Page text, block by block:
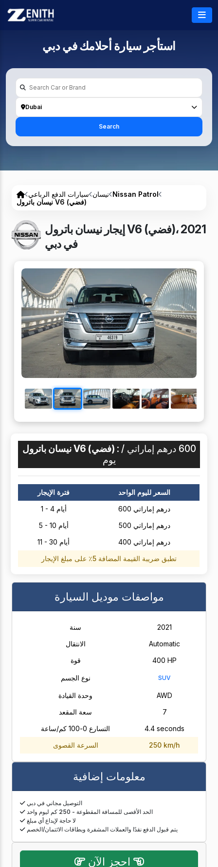
استأجر سيارة أحلامك فيدبي
Dubai
Search
سيارات الدفع الرباعي نيسان Nissan Patrol
نيسان باترول V6 (فضي)
إيجار نيسان باترول V6 (فضي)، 2021
في دبي
نيسان باترول V6 (فضي) : 600 درهم إماراتي /
يوم
فترة الإيجار
السعر لليوم الواحد
1 - 4 أيام
600 درهم إماراتي
5 - 10 أيام
500 درهم إماراتي
11 - 30 أيام
400 درهم إماراتي
تطبق ضريبة القيمة المضافة 5٪ على مبلغ الإيجار
مواصفات موديل السيارة
سنة
2021
الانتقال
Automatic
قوة
400 HP
نوع الجسم SUV
وحدة القيادة
AWD
سعة المقعد
7
التسارع 0-100 كم/ساعة
4.4 seconds
السرعة القصوى
250 km/h
معلومات إضافية
التوصيل مجاني في دبي
الحد الأقصى للمسافة المقطوعة - 250 كم ليوم واحد
لا حاجة لإيداع أي مبلغ
يتم قبول الدفع نقدًا والعملات المشفرة وبطاقات الائتمان/الخصم